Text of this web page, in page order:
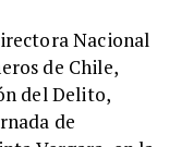
Nacional
de Chile,
del Delito,
de